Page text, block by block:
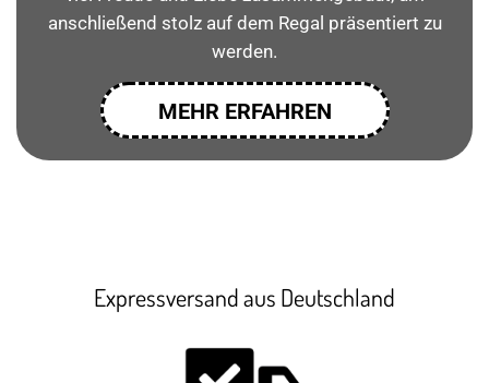
anschließend stolz auf dem Regal präsentiert zu
werden.
MEHR ERFAHREN
Expressversand aus Deutschland